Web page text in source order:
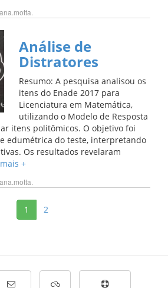
Análise de
Distratores
Resumo: A pesquisa analisou os
itens do Enade 2017 para
Licenciatura em Matemática,
utilizando o Modelo de Resposta
itens politômicos. O objetivo foi
edumétrica do teste, interpretando
Os resultados revelaram
+
1 2